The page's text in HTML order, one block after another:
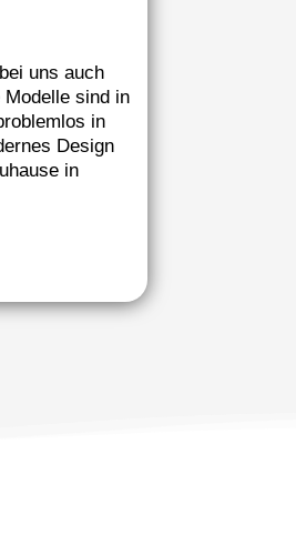
uns auch
sind in
in
Design
in